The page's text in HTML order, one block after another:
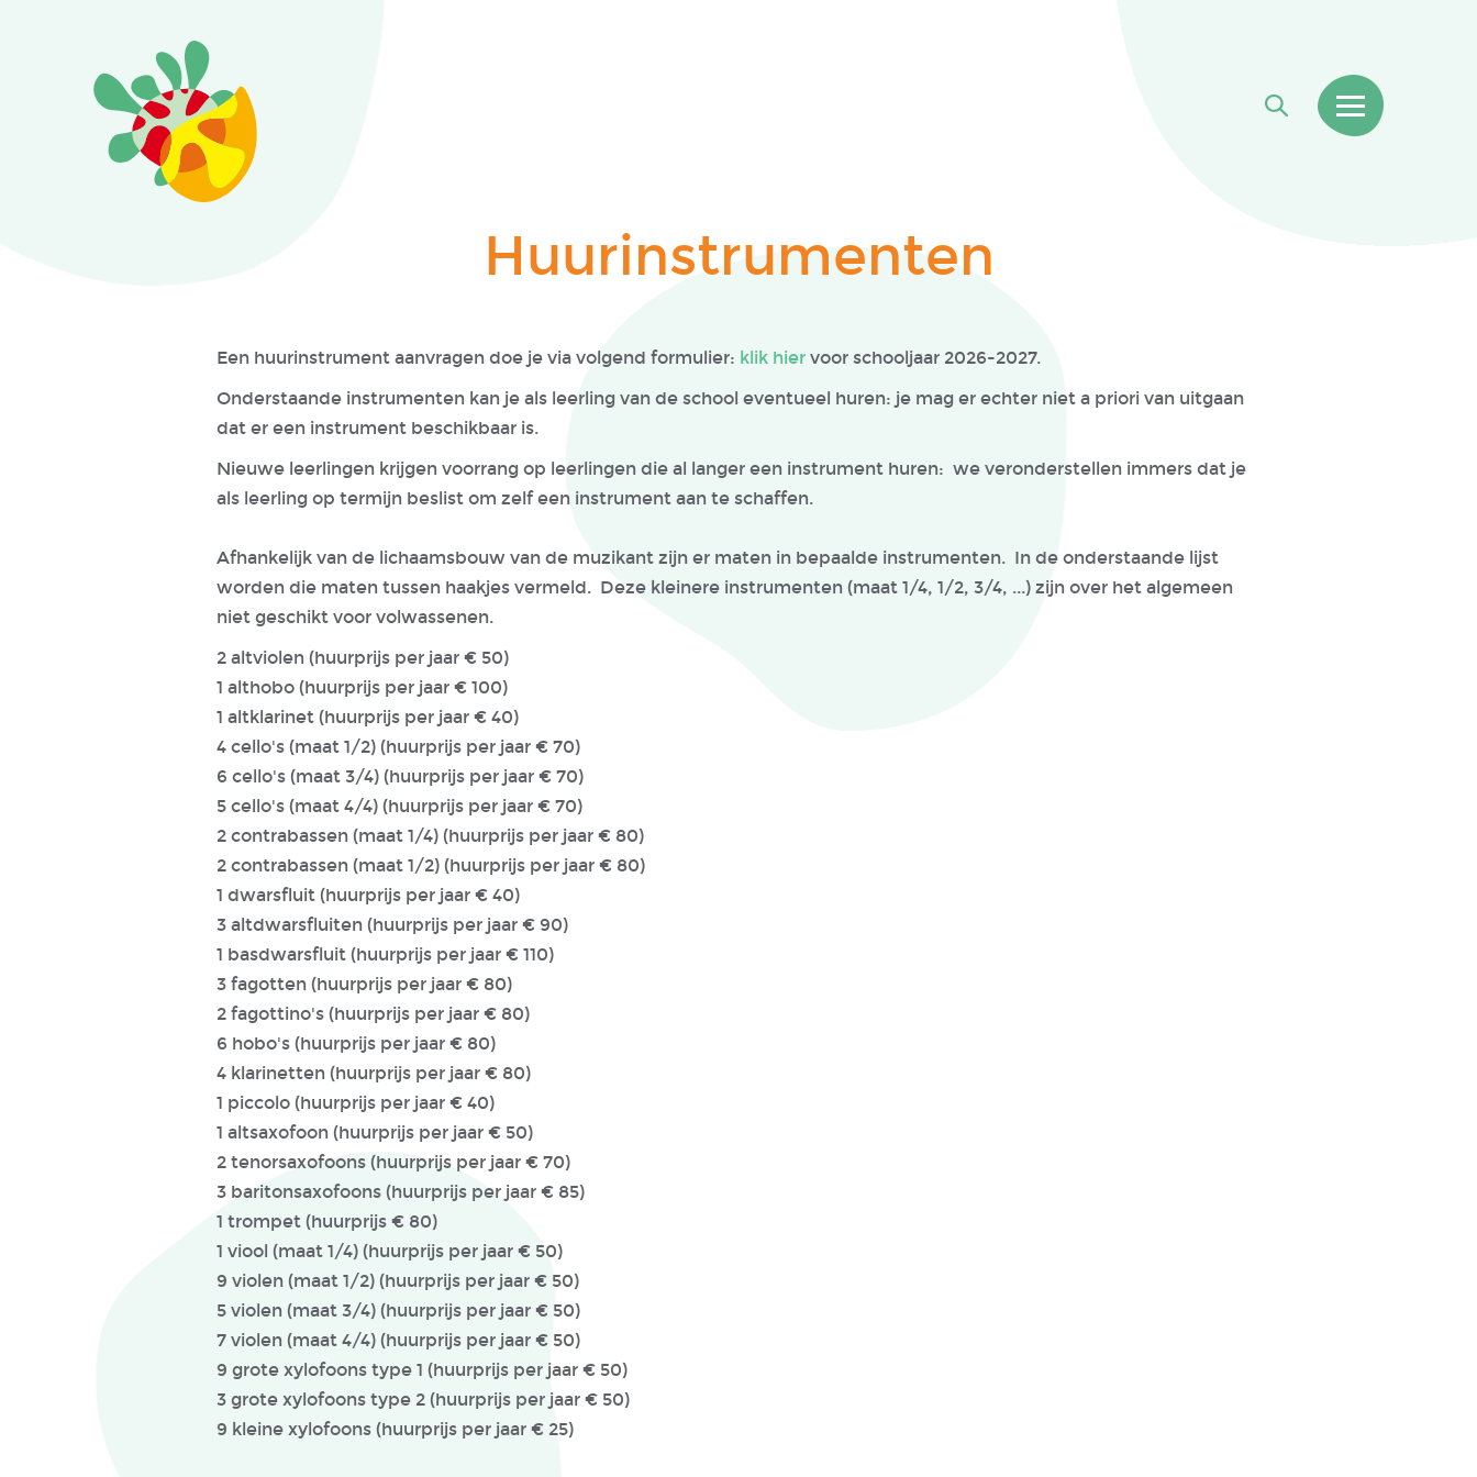
Huurinstrumenten
Een huurinstrument aanvragen doe je via volgend formulier: klik hier voor schooljaar 2026-2027.
Onderstaande instrumenten kan je als leerling van de school eventueel huren: je mag er echter niet a priori van uitgaan
dat er een instrument beschikbaar is.
Nieuwe leerlingen krijgen voorrang op leerlingen die al langer een instrument huren: we veronderstellen immers dat je
als leerling op termijn beslist om zelf een instrument aan te schaffen.
Afhankelijk van de lichaamsbouw van de muzikant zijn er maten in bepaalde instrumenten. In de onderstaande lijst
worden die maten tussen haakjes vermeld. Deze kleinere instrumenten (maat 1/4, 1/2, 3/4, ...) zijn over het algemeen
niet geschikt voor volwassenen.
2 altviolen (huurprijs per jaar € 50)
1 althobo (huurprijs per jaar € 100)
1 altklarinet (huurprijs per jaar € 40)
4 cello's (maat 1/2) (huurprijs per jaar € 70)
6 cello's (maat 3/4) (huurprijs per jaar € 70)
5 cello's (maat 4/4) (huurprijs per jaar € 70)
2 contrabassen (maat 1/4) (huurprijs per jaar € 80)
2 contrabassen (maat 1/2) (huurprijs per jaar € 80)
1 dwarsfluit (huurprijs per jaar € 40)
3 altdwarsfluiten (huurprijs per jaar € 90)
1 basdwarsfluit (huurprijs per jaar € 110)
3 fagotten (huurprijs per jaar € 80)
2 fagottino's (huurprijs per jaar € 80)
6 hobo's (huurprijs per jaar € 80)
4 klarinetten (huurprijs per jaar € 80)
1 piccolo (huurprijs per jaar € 40)
1 altsaxofoon (huurprijs per jaar € 50)
2 tenorsaxofoons (huurprijs per jaar € 70)
3 baritonsaxofoons (huurprijs per jaar € 85)
1 trompet (huurprijs € 80)
1 viool (maat 1/4) (huurprijs per jaar € 50)
9 violen (maat 1/2) (huurprijs per jaar € 50)
5 violen (maat 3/4) (huurprijs per jaar € 50)
7 violen (maat 4/4) (huurprijs per jaar € 50)
9 grote xylofoons type 1 (huurprijs per jaar € 50)
3 grote xylofoons type 2 (huurprijs per jaar € 50)
9 kleine xylofoons (huurprijs per jaar € 25)